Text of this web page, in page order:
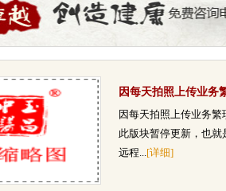
因每天拍照上传业务
琐，此版块暂
因每天拍照上传业务繁
此版块暂停更新，也就
远程...[详细]